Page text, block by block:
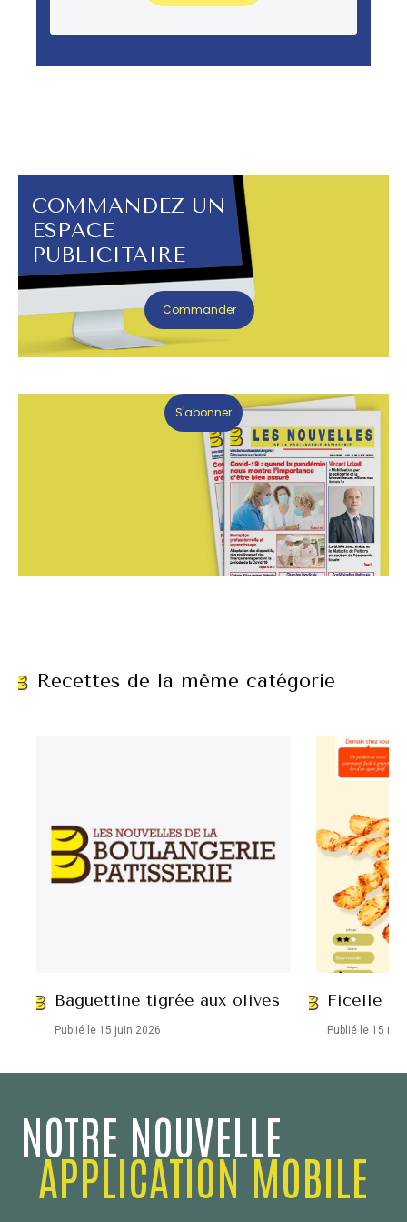
COMMANDEZ UN
ESPACE
PUBLICITAIRE
Commander
S'abonner
Recettes de la même catégorie
Baguettine tigrée aux olives
Publié le 15 juin 2026
Ficelle
Publié le 15
NOTRE NOUVELLE
APPLICATION MOBILE